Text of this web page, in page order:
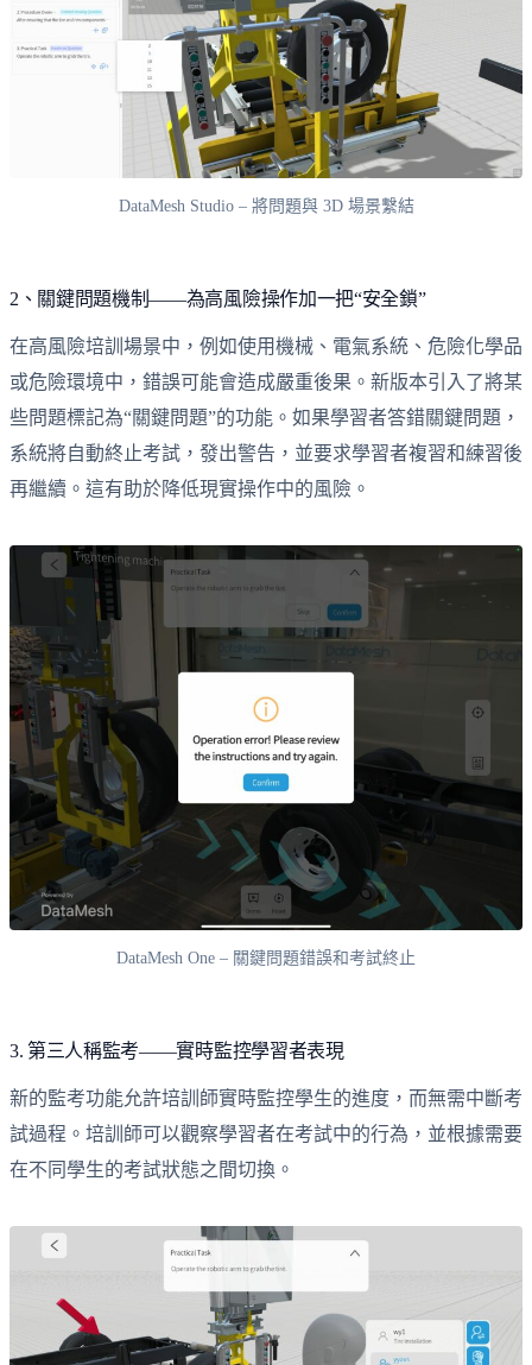
DataMesh Studio – 將問題與 3D 場景繫結
2、關鍵問題機制——為高風險操作加一把“安全鎖”
在高風險培訓場景中，例如使用機械、電氣系統、危險化學品
或危險環境中，錯誤可能會造成嚴重後果。新版本引入了將某
些問題標記為“關鍵問題”的功能。如果學習者答錯關鍵問題，
系統將自動終止考試，發出警告，並要求學習者複習和練習後
再繼續。這有助於降低現實操作中的風險。
DataMesh One – 關鍵問題錯誤和考試終止
3. 第三人稱監考——實時監控學習者表現
新的監考功能允許培訓師實時監控學生的進度，而無需中斷考
試過程。培訓師可以觀察學習者在考試中的行為，並根據需要
在不同學生的考試狀態之間切換。